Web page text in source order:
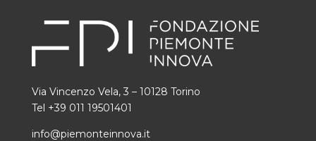
Via Vincenzo Vela, 3 – 10128 Torino
Tel +39 011 19501401
info@piemonteinnova.it